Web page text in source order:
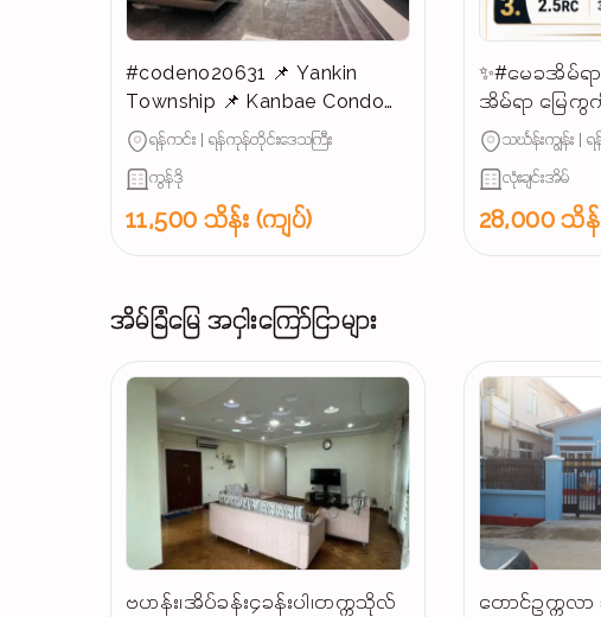
#codeno20631 📌 Yankin
Township 📌 Kanbae Condo
for SALE 📣📣📣
ရန်ကင်း | ရန်ကုန်တိုင်းဒေသကြီး
ကွန်ဒို
11,500 သိန်း (ကျပ်)
✨#မေခအိမ်ရ
အိမ်ရာ မြေကွ
ရောင်းများ
သင်္ဃန်းကျွန်း |
လုံးချင်းအိမ်
28,000 သိန်
အိမ်ခြံမြေ အငှါးကြော်ငြာများ
ဗဟန်း၊အိပ်ခန်း၄ခန်းပါ၊တက္ကသိုလ်
တောင်ဥက္ကလ